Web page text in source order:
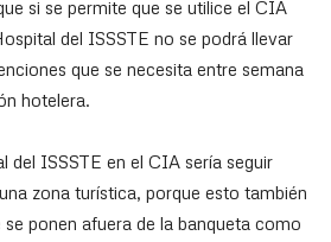
si se permite que se utilice el CIA
del ISSSTE no se podrá llevar
que se necesita entre semana
hotelera.
del ISSSTE en el CIA sería seguir
zona turística, porque esto también
ponen afuera de la banqueta como